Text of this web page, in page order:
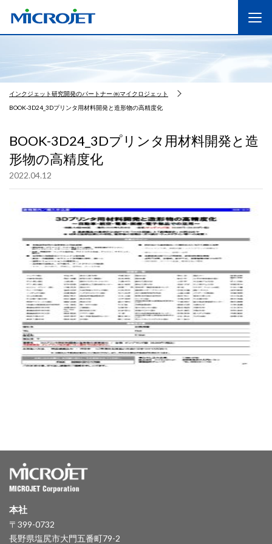
インクジェット研究開発のパートナー ㈱マイクロジェット
BOOK-3D24_3Dプリンタ用材料開発と造形物の高精度化
BOOK-3D24_3Dプリンタ用材料開発と造
形物の高精度化
2022.04.12
本社
〒399-0732
長野県塩尻市大門五番町79-2